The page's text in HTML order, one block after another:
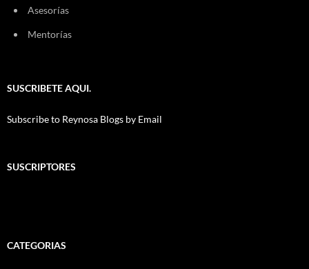
Asesorías
Mentorías
SUSCRIBETE AQUI.
Subscribe to Reynosa Blogs by Email
SUSCRIPTORES
CATEGORIAS